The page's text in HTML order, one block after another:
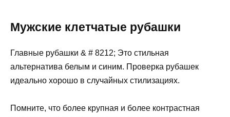
Мужские клетчатые рубашки
Главные рубашки & # 8212; Это стильная
альтернатива белым и синим. Проверка рубашек
идеально хорошо в случайных стилизациях.
Помните, что более крупная и более контрастная